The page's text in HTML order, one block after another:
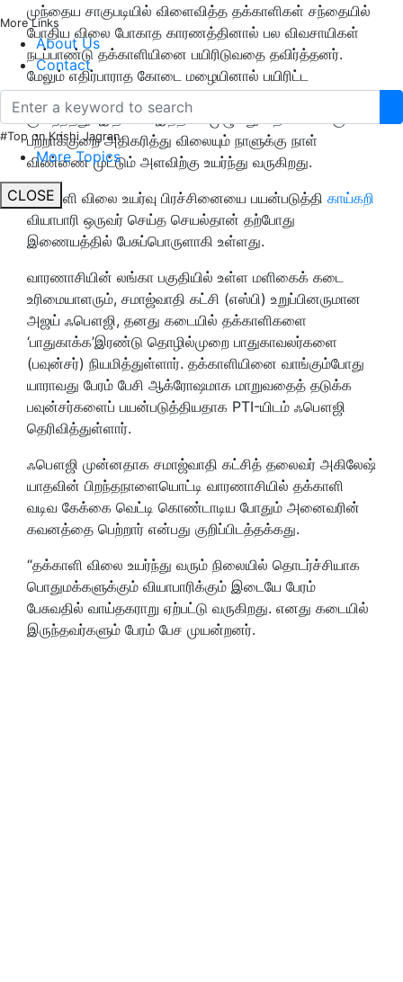
More Links
About Us
Contact
#Top on Krishi Jagran
More Topics
CLOSE
முந்தைய சாகுபடியில் விளைவித்த தக்காளிகள் சந்தையில்
போதிய விலை போகாத காரணத்தினால் பல விவசாயிகள்
நடப்பாண்டு தக்காளியினை பயிரிடுவதை தவிர்த்தனர்.
மேலும் எதிர்பாராத கோடை மழையினால் பயிரிட்ட
தக்காளிகளும் சேதமடைந்தது மகசூலும் பெருமளவில்
குறைந்தது. இதனால் இந்தியா முழுவதும் தக்காளிக்கு
பற்றாக்குறை அதிகரித்து விலையும் நாளுக்கு நாள்
விண்ணை முட்டும் அளவிற்கு உயர்ந்து வருகிறது.
தக்காளி விலை உயர்வு பிரச்சினையை பயன்படுத்தி காய்கறி
வியாபாரி ஒருவர் செய்த செயல்தான் தற்போது
இணையத்தில் பேசுப்பொருளாகி உள்ளது.
வாரணாசியின் லங்கா பகுதியில் உள்ள மளிகைக் கடை
உரிமையாளரும், சமாஜ்வாதி கட்சி (எஸ்பி) உறுப்பினருமான
அஜய் ஃபௌஜி, தனது கடையில் தக்காளிகளை
‘பாதுகாக்க’இரண்டு தொழில்முறை பாதுகாவலர்களை
(பவுன்சர்) நியமித்துள்ளார். தக்காளியினை வாங்கும்போது
யாராவது பேரம் பேசி ஆக்ரோஷமாக மாறுவதைத் தடுக்க
பவுன்சர்களைப் பயன்படுத்தியதாக PTI-யிடம் ஃபௌஜி
தெரிவித்துள்ளார்.
ஃபௌஜி முன்னதாக சமாஜ்வாதி கட்சித் தலைவர் அகிலேஷ்
யாதவின் பிறந்தநாளையொட்டி வாரணாசியில் தக்காளி
வடிவ கேக்கை வெட்டி கொண்டாடிய போதும் அனைவரின்
கவனத்தை பெற்றார் என்பது குறிப்பிடத்தக்கது.
“தக்காளி விலை உயர்ந்து வரும் நிலையில் தொடர்ச்சியாக
பொதுமக்களுக்கும் வியாபாரிக்கும் இடையே பேரம்
பேசுவதில் வாய்தகராறு ஏற்பட்டு வருகிறது. எனது கடையில்
இருந்தவர்களும் பேரம் பேச முயன்றனர்.